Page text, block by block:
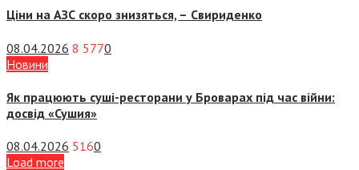
Ціни на АЗС скоро знизяться, – Свириденко
08.04.2026 8 5770
Новини
Як працюють суші-ресторани у Броварах під час війни:
досвід «Сушия»
08.04.2026 5160
Load more